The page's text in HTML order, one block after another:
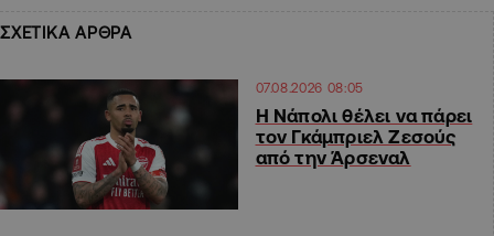
ΣΧΕΤΙΚΑ ΑΡΘΡΑ
07.08.2026 08:05
Η Νάπολι θέλει να πάρει
τον Γκάμπριελ Ζεσούς
από την Άρσεναλ